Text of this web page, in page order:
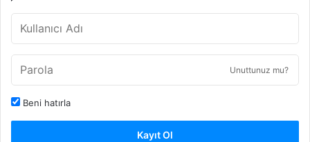
Unuttunuz mu?
Beni hatırla
Kayıt Ol